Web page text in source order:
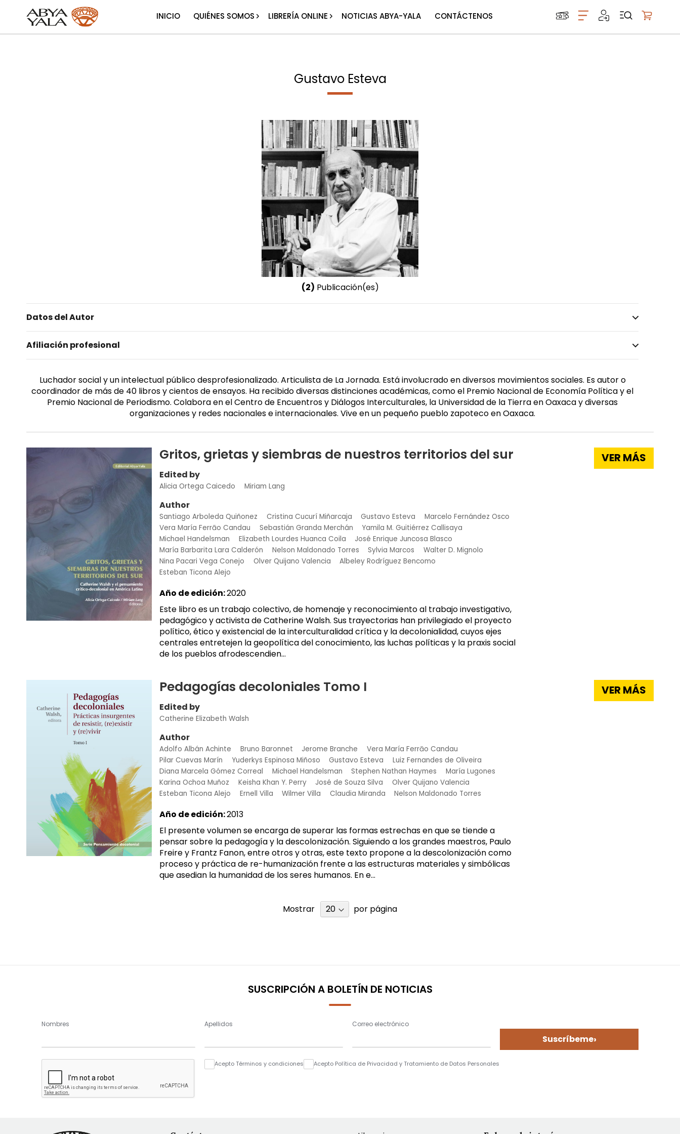
INICIO QUIÉNES SOMOS LIBRERÍA ONLINE NOTICIAS ABYA-YALA CONTÁCTENOS
Gustavo Esteva
(2) Publicación(es)
Datos del Autor
Afiliación profesional
Luchador social y un intelectual público desprofesionalizado. Articulista de La Jornada. Está involucrado en diversos movimientos sociales. Es autor o
coordinador de más de 40 libros y cientos de ensayos. Ha recibido diversas distinciones académicas, como el Premio Nacional de Economía Política y el
Premio Nacional de Periodismo. Colabora en el Centro de Encuentros y Diálogos Interculturales, la Universidad de la Tierra en Oaxaca y diversas
organizaciones y redes nacionales e internacionales. Vive en un pequeño pueblo zapoteco en Oaxaca.
Gritos, grietas y siembras de nuestros territorios del sur
Edited by
Alicia Ortega Caicedo Miriam Lang
Author
Santiago Arboleda Quiñonez Cristina Cucurí Miñarcaja Gustavo Esteva
Marcelo Fernández Osco
Vera María Ferrāo Candau
Sebastián Granda Merchán
Yamila M. Guitiérrez Callisaya
Michael Handelsman
Elizabeth Lourdes Huanca Coila
José Enrique Juncosa Blasco
María Barbarita Lara Calderón
Nelson Maldonado Torres Sylvia Marcos
Walter D. Mignolo
Nina Pacari Vega Conejo
Olver Quijano Valencia
Albeley Rodríguez Bencomo
Esteban Ticona Alejo
Año de edición:2020
Este libro es un trabajo colectivo, de homenaje y reconocimiento al trabajo investigativo,
pedagógico y activista de Catherine Walsh. Sus trayectorias han privilegiado el proyecto
político, ético y existencial de la interculturalidad crítica y la decolonialidad, cuyos ejes
centrales entretejen la geopolítica del conocimiento, las luchas políticas y la praxis social
de los pueblos afrodescendien...
VER MÁS
Pedagogías decoloniales Tomo I
Edited by
Catherine Elizabeth Walsh
Author
Adolfo Albán Achinte Bruno Baronnet Jerome Branche
Vera María Ferrāo Candau
Pilar Cuevas Marín
Yuderkys Espinosa Miñoso Gustavo Esteva
Luiz Fernandes de Oliveira
Diana Marcela Gómez Correal
Michael Handelsman Stephen Nathan Haymes
María Lugones
Karina Ochoa Muñoz
Keisha Khan Y. Perry José de Souza Silva
Olver Quijano Valencia
Esteban Ticona Alejo
Ernell Villa Wilmer Villa Claudia Miranda Nelson Maldonado Torres
Año de edición:2013
El presente volumen se encarga de superar las formas estrechas en que se tiende a
pensar sobre la pedagogía y la descolonización. Siguiendo a los grandes maestros, Paulo
Freire y Frantz Fanon, entre otros y otras, este texto propone a la descolonización como
proceso y práctica de re-humanización frente a las estructuras materiales y simbólicas
que asedian la humanidad de los seres humanos. En e...
VER MÁS
Mostrar por página
SUSCRIPCIÓN A BOLETÍN DE NOTICIAS
Nombres Apellidos Correo electrónico
Suscríbeme›
Acepto Términos y condiciones Acepto Política de Privacidad y Tratamiento de Datos Personales